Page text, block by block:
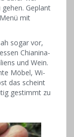
gehen. Geplant
mit
sogar vor,
Chianina-
und Wein.
Möbel, Wi-
das scheint
gestimmt zu